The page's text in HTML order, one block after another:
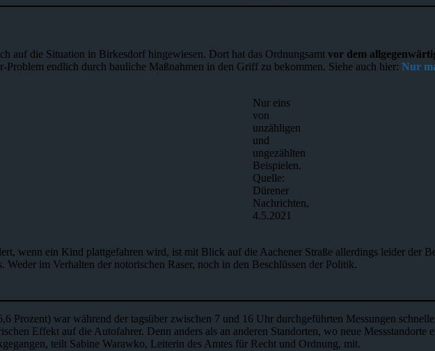
auf die Situation in Birkesdorf hingewiesen. Dort hat das Ordnungsamt vor dem
Problem endlich durch bauliche Maßnahmen in den Griff zu bekommen. Siehe auch hier: Nur
Nur eins
von
unzähligen
und
ungezählten
Beispielen.
Quelle:
Dürener
Nachrichten,
4.5.2021
wenn ein Kind plattgefahren wird, ist mit Blick auf die Aachener Straße allerdings leider der
Weder im Verhalten der notorischen Raser, noch in den Beschlüssen der Politik.
Prozent) war während der tagsüber zwischen 7 und 16 Uhr durchgeführten Messungen
Effekt auf die Autofahrer. Denn anders als an anderen Standorten, wo neue
teilt Sabine Warawko, Leiterin des Amtes für Recht und Ordnung, mit.